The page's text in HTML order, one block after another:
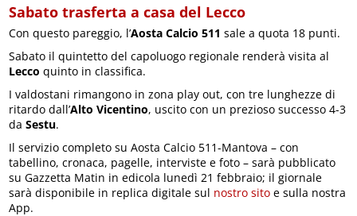
Sabato trasferta a casa del Lecco
Con questo pareggio, l’Aosta Calcio 511 sale a quota 18 punti.
Sabato il quintetto del capoluogo regionale renderà visita al
Lecco quinto in classifica.
I valdostani rimangono in zona play out, con tre lunghezze di
ritardo dall’Alto Vicentino, uscito con un prezioso successo 4-3
daSestu.
Il servizio completo su Aosta Calcio 511-Mantova – con
tabellino, cronaca, pagelle, interviste e foto – sarà pubblicato
su Gazzetta Matin in edicola lunedì 21 febbraio; il giornale
sarà disponibile in replica digitale sul nostro sito e sulla nostra
App.